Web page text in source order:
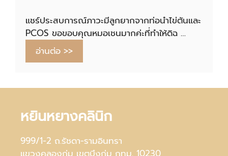
แชร์ประสบการณ์ภาวะมีลูกยากจากท่อนำไข่ตันและ
PCOS ขอขอบคุณหมอเชนมากค่ะที่ทำให้ดิฉ …
อ่านต่อ >>
หยินหยางคลินิก
999/1-2 ถ.รัชดา-รามอินทรา